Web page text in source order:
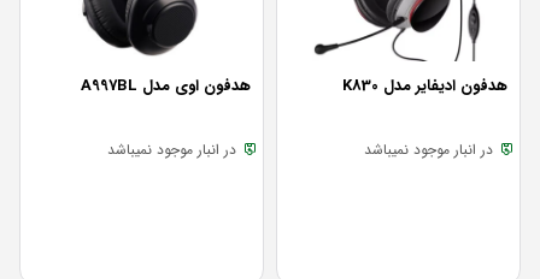
هدفون ادیفایر مدل K830
در انبار موجود نمیباشد
هدفون اوی مدل A997BL
در انبار موجود نمیباشد